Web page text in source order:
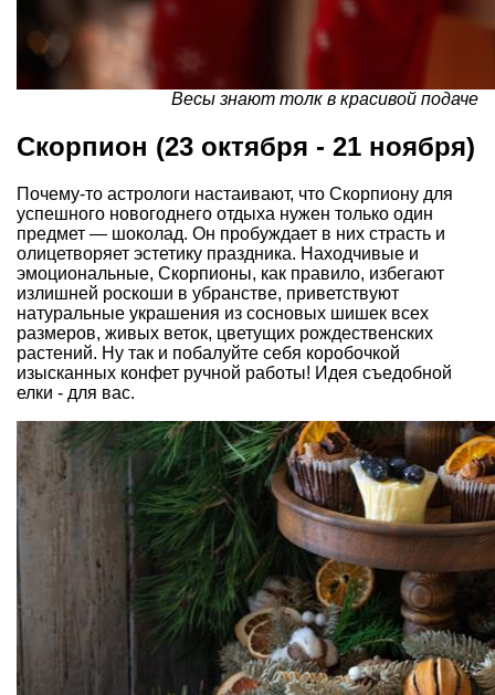
Весы знают толк в красивой подаче
Скорпион (23 октября - 21 ноября)
Почему-то астрологи настаивают, что Скорпиону для
успешного новогоднего отдыха нужен только один
предмет — шоколад. Он пробуждает в них страсть и
олицетворяет эстетику праздника. Находчивые и
эмоциональные, Скорпионы, как правило, избегают
излишней роскоши в убранстве, приветствуют
натуральные украшения из сосновых шишек всех
размеров, живых веток, цветущих рождественских
растений. Ну так и побалуйте себя коробочкой
изысканных конфет ручной работы! Идея съедобной
елки - для вас.